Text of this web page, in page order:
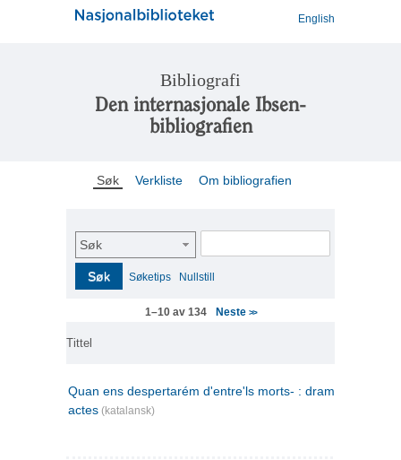
English
Bibliografi
Den internasjonale Ibsen-
bibliografien
Søk Verkliste Om bibliografien
Søk
Søk Søketips Nullstill
1–10 av 134 Neste >>
Tittel
Quan ens despertarém d'entre'ls morts- : drama en tres
actes (katalansk)